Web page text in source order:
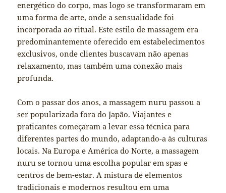
energético do corpo, mas logo se transformaram em
uma forma de arte, onde a sensualidade foi
incorporada ao ritual. Este estilo de massagem era
predominantemente oferecido em estabelecimentos
exclusivos, onde clientes buscavam não apenas
relaxamento, mas também uma conexão mais
profunda.
Com o passar dos anos, a massagem nuru passou a
ser popularizada fora do Japão. Viajantes e
praticantes começaram a levar essa técnica para
diferentes partes do mundo, adaptando-a às culturas
locais. Na Europa e América do Norte, a massagem
nuru se tornou uma escolha popular em spas e
centros de bem-estar. A mistura de elementos
tradicionais e modernos resultou em uma